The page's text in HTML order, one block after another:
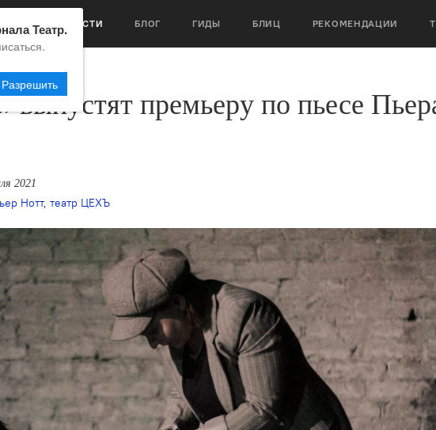
НОВОСТИ БЛОГ ГИДЫ БЛИЦ РЕКОМЕНДАЦИИ
премьеру по пьесе
2021
Нотт, театр ЦЕХЪ
Театр.
Разрешить